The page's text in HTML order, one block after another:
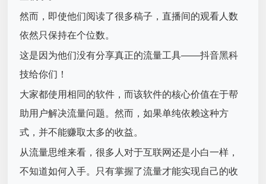
然而，即使他们阅读了很多稿子，直播间的观看人数
依然只保持在个位数。
这是因为他们没有分享真正的流量工具——抖音黑科
技给你们！
大家都使用相同的软件，而该软件的核心价值在于帮
助用户解决流量问题。然而，如果单纯依赖这种方
式，并不能赚取太多的收益。
从流量思维来看，很多人对于互联网还是小白一样，
不知道如何入手。只有掌握了流量才能实现自己的收